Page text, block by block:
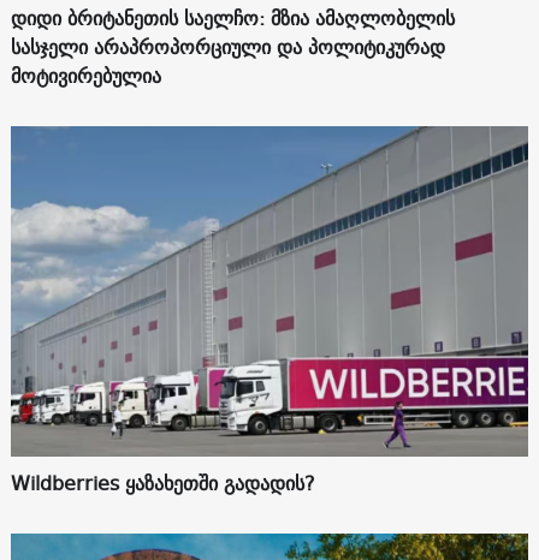
დიდი ბრიტანეთის საელჩო: მზია ამაღლობელის
სასჯელი არაპროპორციული და პოლიტიკურად
მოტივირებულია
Wildberries ყაზახეთში გადადის?